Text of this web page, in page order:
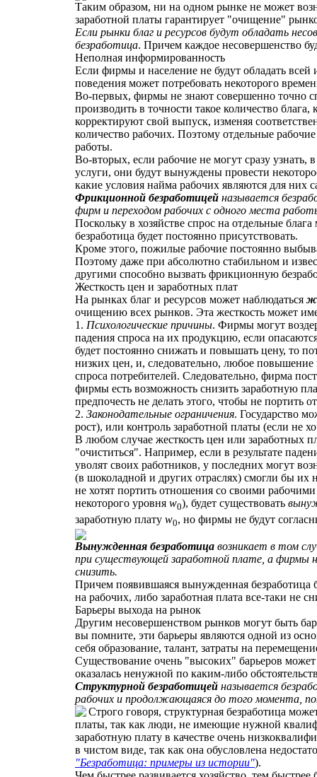
Таким образом, ни на одном рынке не может
заработной платы гарантирует "очищение"
Если рынки благ и ресурсов будут обладать
безработица. Причем каждое несовершенство
Неполная информированность
Если фирмы и население не будут обладать
поведения может потребовать некоторого
Во-первых, фирмы не знают совершенно точно
производить в точности такое количество
корректируют свой выпуск, изменяя
количество рабочих. Поэтому отдельные
работы.
Во-вторых, если рабочие не могут сразу
услуги, они будут вынуждены провести
какие условия найма рабочих являются для
Фрикционной безработицей называется
фирм и переходом рабочих с одного места
Поскольку в хозяйстве спрос на отдельные
безработица будет постоянно присутствовать.
Кроме этого, пожилые рабочие постоянно
Поэтому даже при абсолютно стабильном и
другими способно вызвать фрикционную
Жесткость цен и заработных плат
На рынках благ и ресурсов может наблюдаться
очищению всех рынков. Эта жесткость может
1. Психологические причины. Фирмы могут
падения спроса на их продукцию, если
будет постоянно снижать и повышать цену, то
низких цен, и, следовательно, любое
спроса потребителей. Следовательно, фирма
фирмы есть возможность снизить заработную
предпочесть не делать этого, чтобы не
2. Законодательные ограничения. Государство
рост), или контроль заработной платы (если не
В любом случае жесткость цен или заработных
"очиститься". Например, если в результате
уволят своих работников, у последних могут
(в шоколадной и других отраслях) смогли бы их
не хотят портить отношения со своими
некоторого уровня w0), будет существовать
заработную плату w0, но фирмы не будут
Вынужденная безработица возникает в том
при существующей заработной плате, а фирмы
снизить.
Причем появившаяся вынужденная безработица
на рабочих, либо заработная плата все-таки не
Барьеры выхода на рынок
Другим несовершенством рынков могут быть
вы помните, эти барьеры являются одной из
себя образование, талант, затраты на
Существование очень "высоких" барьеров
оказалась ненужной по каким-либо
Структурной безработицей называется
рабочих и продолжающаяся до того момента,
Строго говоря, структурная безработица
платы, так как люди, не имеющие нужной
заработную плату в качестве очень
в чистом виде, так как она обусловлена
"Безработица: примеры из истории").